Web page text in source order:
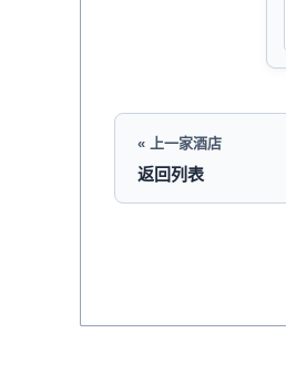
« 上一家酒店
返回列表